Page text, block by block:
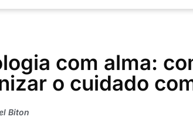
com alma:
o cuidado
Biton